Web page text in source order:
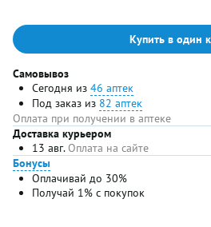
Купить в один
Самовывоз
Сегодня из 46 аптек
Под заказ из 82 аптек
Оплата при получении в аптеке
Доставка курьером
13 авг. Оплата на сайте
Бонусы
Оплачивай до 30%
Получай 1% с покупок